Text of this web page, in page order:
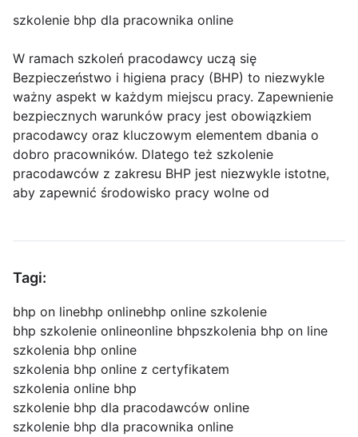
szkolenie bhp dla pracownika online
W ramach szkoleń pracodawcy uczą się
Bezpieczeństwo i higiena pracy (BHP) to niezwykle
ważny aspekt w każdym miejscu pracy. Zapewnienie
bezpiecznych warunków pracy jest obowiązkiem
pracodawcy oraz kluczowym elementem dbania o
dobro pracowników. Dlatego też szkolenie
pracodawców z zakresu BHP jest niezwykle istotne,
aby zapewnić środowisko pracy wolne od
Tagi:
bhp on linebhp onlinebhp online szkolenie
bhp szkolenie onlineonline bhpszkolenia bhp on line
szkolenia bhp online
szkolenia bhp online z certyfikatem
szkolenia online bhp
szkolenie bhp dla pracodawców online
szkolenie bhp dla pracownika online